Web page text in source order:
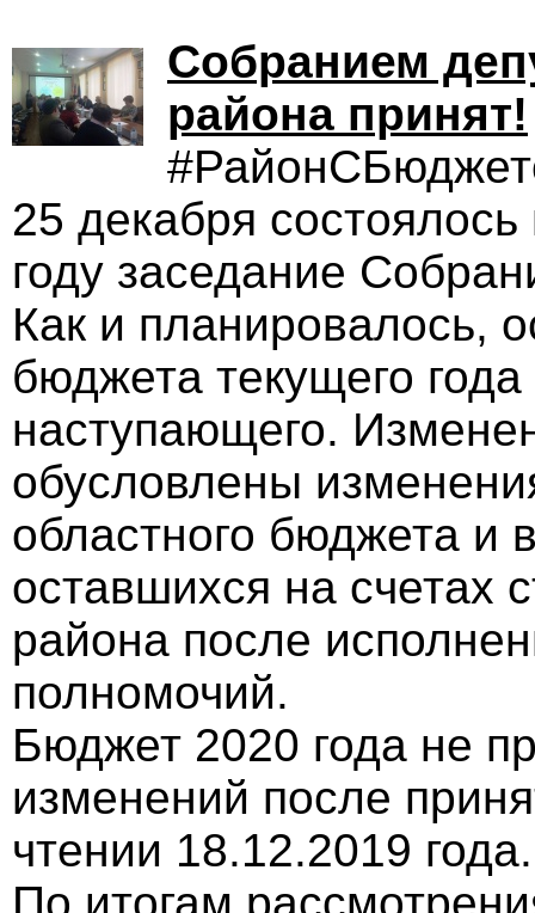
Собранием
района принят!
25 декабря
году заседание
Как и планировалось,
бюджета текущего
наступающего.
обусловлены
областного бюджета и
оставшихся на счетах
района после
полномочий.
Бюджет 2020 года не
изменений после
чтении 18.12.2019 года.